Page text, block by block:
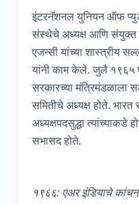
इंटरनॅशनल युनियन ऑफ
संस्थेचे अध्यक्ष आणि संयुक्त
एजन्सी यांच्या शास्त्रीय
यांनी काम केले. जुलै १९६५
सरकारच्या मंत्रिमंडळाला
समितीचे अध्यक्ष होते. भारत
अध्यक्षपदसुद्धा त्यांच्याकडे
सभासद होते.
१९६६: एअर इंडियाचे